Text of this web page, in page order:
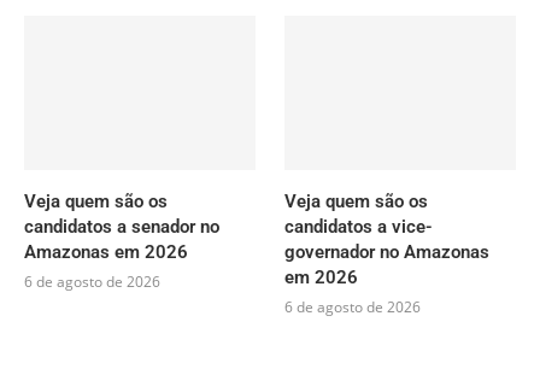
Veja quem são os
candidatos a senador no
Amazonas em 2026
6 de agosto de 2026
Veja quem são os
candidatos a vice-
governador no Amazonas
em 2026
6 de agosto de 2026